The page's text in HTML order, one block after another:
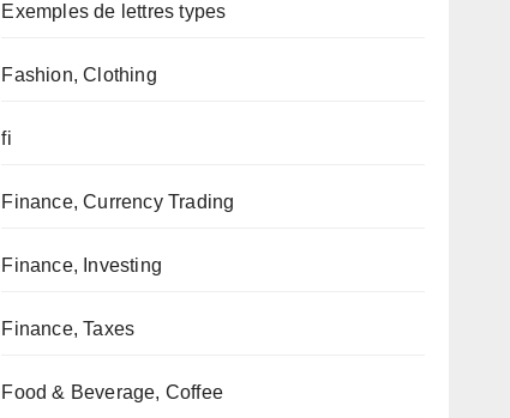
Exemples de lettres types
Fashion, Clothing
fi
Finance, Currency Trading
Finance, Investing
Finance, Taxes
Food & Beverage, Coffee